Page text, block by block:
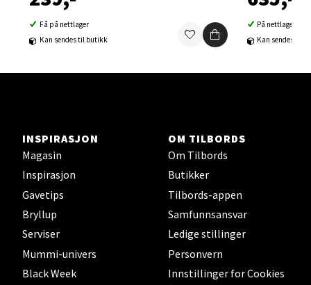
Få på nettlager
Kan sendes til butikk
På nettlager
Kan sendes til
INSPIRASJON
Magasin
Inspirasjon
Gavetips
Bryllup
Serviser
Mummi-univers
Black Week
OM TILBORDS
Om Tilbords
Butikker
Tilbords-appen
Samfunnsansvar
Ledige stillinger
Personvern
Innstillinger for Cookies
Ski Storsenter, Jernbanesvingen 6, 1400 Ski
Åpent i dag 10-19
Sortland - Sortland Storsenter
Strangata 26, 8400 Sortland
Åpent i dag 10-16
0 i butikk
Velg